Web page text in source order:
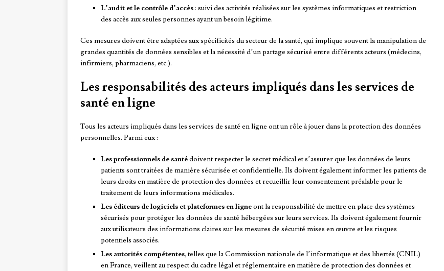
L’audit et le contrôle d’accès: suivi des activités réalisées sur les systèmes informatiques et restriction
des accès aux seules personnes ayant un besoin légitime.
Ces mesures doivent être adaptées aux spécificités du secteur de la santé, qui implique souvent la manipulation de
grandes quantités de données sensibles et la nécessité d’un partage sécurisé entre différents acteurs (médecins,
infirmiers, pharmaciens, etc.).
Les responsabilités des acteurs impliqués dans les services de
santé en ligne
Tous les acteurs impliqués dans les services de santé en ligne ont un rôle à jouer dans la protection des données
personnelles. Parmi eux :
Les professionnels de santédoivent respecter le secret médical et s’assurer que les données de leurs
patients sont traitées de manière sécurisée et confidentielle. Ils doivent également informer les patients de
leurs droits en matière de protection des données et recueillir leur consentement préalable pour le
traitement de leurs informations médicales.
Les éditeurs de logiciels et plateformes en ligneont la responsabilité de mettre en place des systèmes
sécurisés pour protéger les données de santé hébergées sur leurs services. Ils doivent également fournir
aux utilisateurs des informations claires sur les mesures de sécurité mises en œuvre et les risques
potentiels associés.
Les autorités compétentes, telles que la Commission nationale de l’informatique et des libertés (CNIL)
en France, veillent au respect du cadre légal et réglementaire en matière de protection des données et